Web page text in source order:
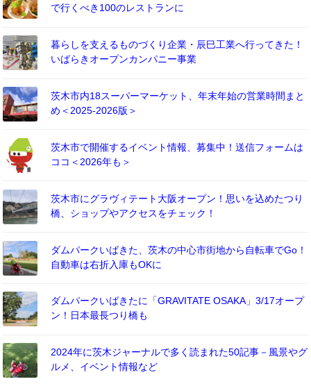
で行くべき100のレストランに
暮らしを支えるものづくり企業・辰巳工業へ行ってきた！
いばらきオープンカンパニー事業
茨木市内18スーパーマーケット、年末年始の営業時間まと
め＜2025-2026版＞
茨木市で開催するイベント情報、募集中！送信フォームは
ココ＜2026年も＞
茨木市にグラヴィテート大阪オープン！思いを込めたつり
橋、ショップやアクセスをチェック！
ダムパークいばきた、茨木の中心市街地から自転車でGo！
自動車は右折入庫もOKに
ダムパークいばきたに「GRAVITATE OSAKA」3/17オープ
ン！日本最長つり橋も
2024年に茨木ジャーナルで多く読まれた50記事－風景やグ
ルメ、イベント情報など